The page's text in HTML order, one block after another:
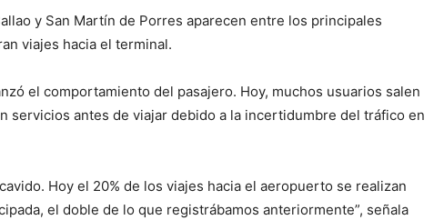
y San Martín de Porres aparecen entre los principales
viajes hacia el terminal.
el comportamiento del pasajero. Hoy, muchos usuarios salen
servicios antes de viajar debido a la incertidumbre del tráfico en
Hoy el 20% de los viajes hacia el aeropuerto se realizan
el doble de lo que registrábamos anteriormente”, señala